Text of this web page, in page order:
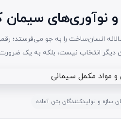
و نوآوری‌های
دیگر انتخاب نیست، بلکه به یک
سازه و تولیدکنندگان بتن آماده